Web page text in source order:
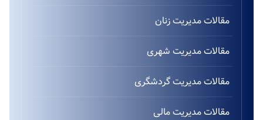
مقالات مدیریت زنان
مقالات مدیریت شهری
مقالات مدیریت گردشگری
مقالات مدیریت مالی